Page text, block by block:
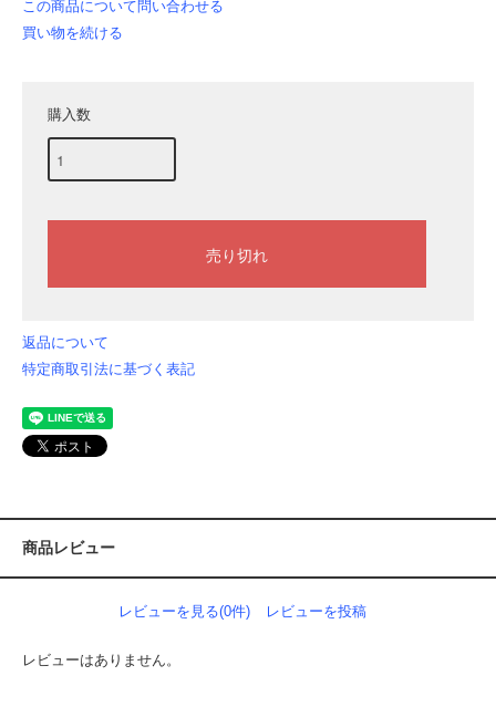
この商品について問い合わせる
買い物を続ける
購入数
返品について
特定商取引法に基づく表記
商品レビュー
レビューを見る(0件) レビューを投稿
レビューはありません。